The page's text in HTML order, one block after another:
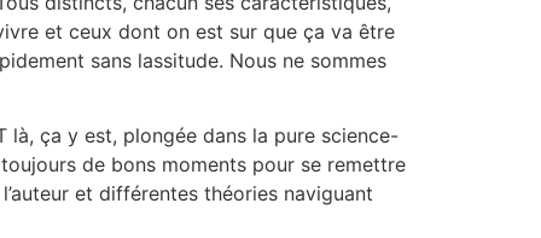
et ceux dont on est sur que ça va être
sans lassitude. Nous ne sommes
ça y est, plongée dans la pure science-
toujours de bons moments pour se remettre
et différentes théories naviguant